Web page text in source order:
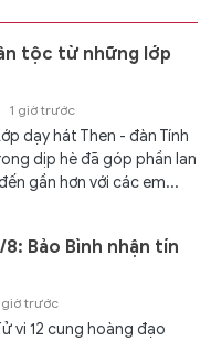
tộc từ những lớp
1 giờ trước
dạy hát Then - đàn Tính
dịp hè đã góp phần lan
gần hơn với các em...
Bảo Bình nhận tín
giờ trước
vi 12 cung hoàng đạo